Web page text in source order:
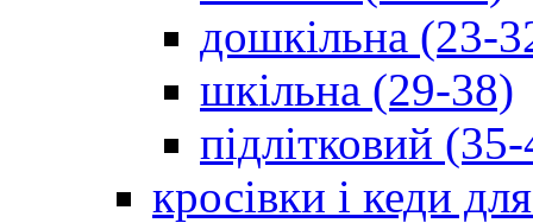
дошкільна (23-
шкільна (29-38)
підлітковий
кросівки і кеди